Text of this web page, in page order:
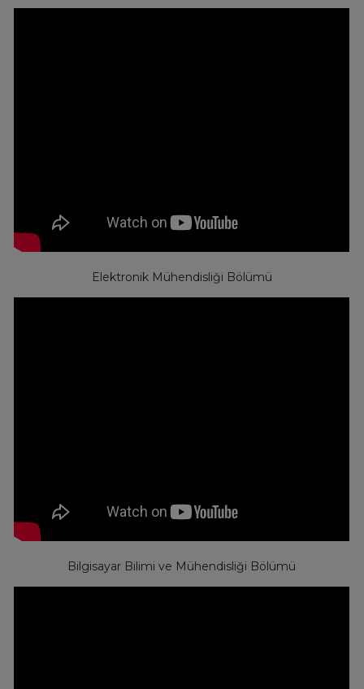
Elektronik Mühendisliği Bölümü
Bilgisayar Bilimi ve Mühendisliği Bölümü